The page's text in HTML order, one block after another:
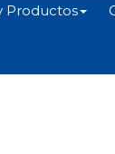
Productos